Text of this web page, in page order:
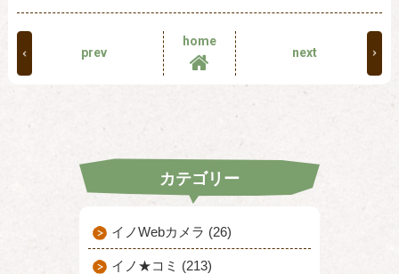
prev
home
next
カテゴリー
イノWebカメラ (26)
イノ★コミ (213)